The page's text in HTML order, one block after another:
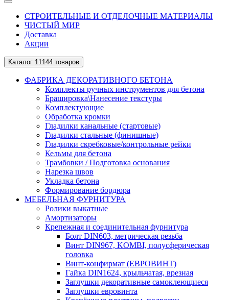
СТРОИТЕЛЬНЫЕ И ОТДЕЛОЧНЫЕ МАТЕРИАЛЫ
ЧИСТЫЙ МИР
Доставка
Акции
Каталог 11144 товаров
ФАБРИКА ДЕКОРАТИВНОГО БЕТОНА
Комплекты ручных инструментов для бетона
Брашировка\Нанесение текстуры
Комплектующие
Обработка кромки
Гладилки канальные (стартовые)
Гладилки стальные (финишные)
Гладилки скребковые/контрольные рейки
Кельмы для бетона
Трамбовки / Подготовка основания
Нарезка швов
Укладка бетона
Формирование бордюра
МЕБЕЛЬНАЯ ФУРНИТУРА
Ролики выкатные
Амортизаторы
Крепежная и соединительная фурнитура
Болт DIN603, метрическая резьба
Винт DIN967, KOMBI, полусферическая
головка
Винт-конфирмат (ЕВРОВИНТ)
Гайка DIN1624, крыльчатая, врезная
Заглушки декоративные самоклеющиеся
Заглушки евровинта